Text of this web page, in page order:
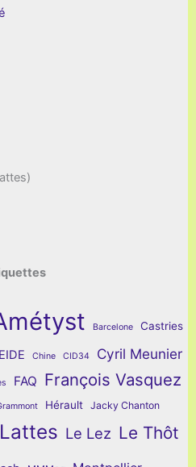
Barcelone Castries
Chine CID34 Cyril Meunier
FAQ François Vasquez
Hérault Jacky Chanton
Lattes Le Lez Le Thôt